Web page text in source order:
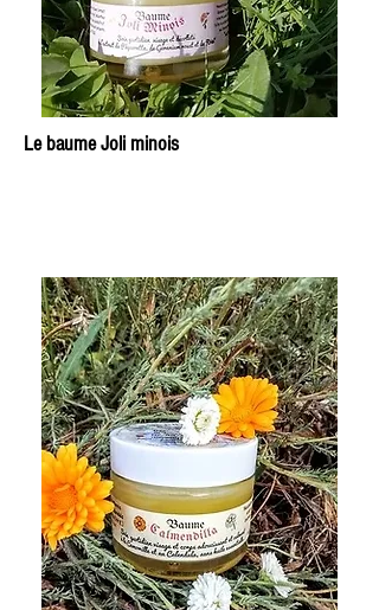
Le baume Joli minois